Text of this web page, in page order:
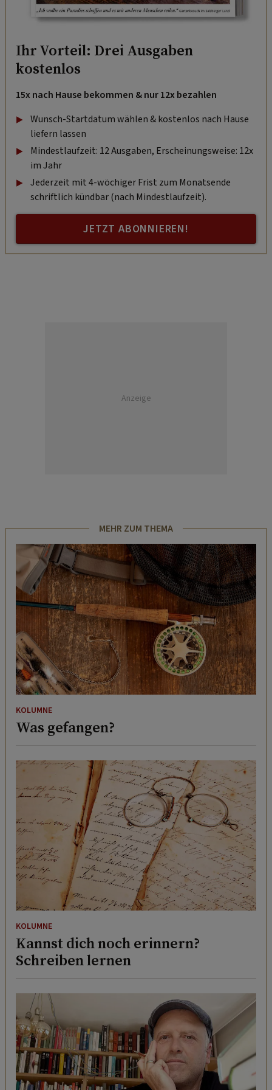
Ihr Vorteil: Drei Ausgaben
kostenlos
15x nach Hause bekommen & nur 12x bezahlen
Wunsch-Startdatum wählen & kostenlos nach Hause
liefern lassen
Mindestlaufzeit: 12 Ausgaben, Erscheinungsweise: 12x
im Jahr
Jederzeit mit 4-wöchiger Frist zum Monatsende
schriftlich kündbar (nach Mindestlaufzeit).
JETZT ABONNIEREN!
Anzeige
MEHR ZUM THEMA
KOLUMNE
Was gefangen?
KOLUMNE
Kannst dich noch erinnern?
Schreiben lernen